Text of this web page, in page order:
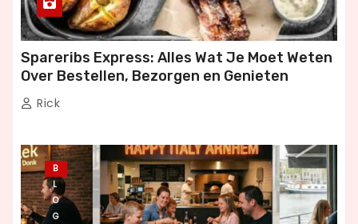
Spareribs Express: Alles Wat Je Moet Weten
Over Bestellen, Bezorgen en Genieten
Rick
B
L
O
G